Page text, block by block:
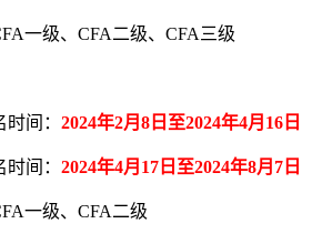
一级、CFA二级、CFA三级
间： 2024年2月8日至2024年4月16日
间： 2024年4月17日至2024年8月7日
一级、CFA二级